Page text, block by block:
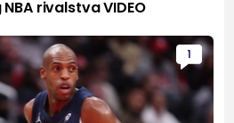
rivalstva VIDEO
1